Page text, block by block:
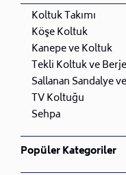
Koltuk Takımı
Köşe Koltuk
Kanepe ve Koltuk
Tekli Koltuk ve
Sallanan Sandalye
TV Koltuğu
Sehpa
Popüler Kategoriler